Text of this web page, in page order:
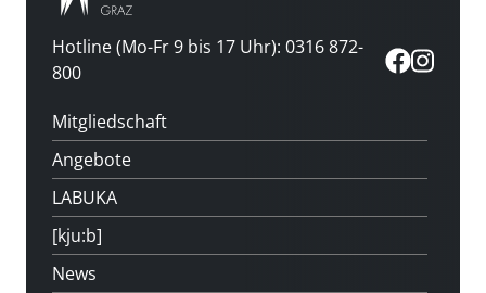
Hotline (Mo-Fr 9 bis 17 Uhr): 0316 872-
800
Mitgliedschaft
Angebote
LABUKA
[kju:b]
News